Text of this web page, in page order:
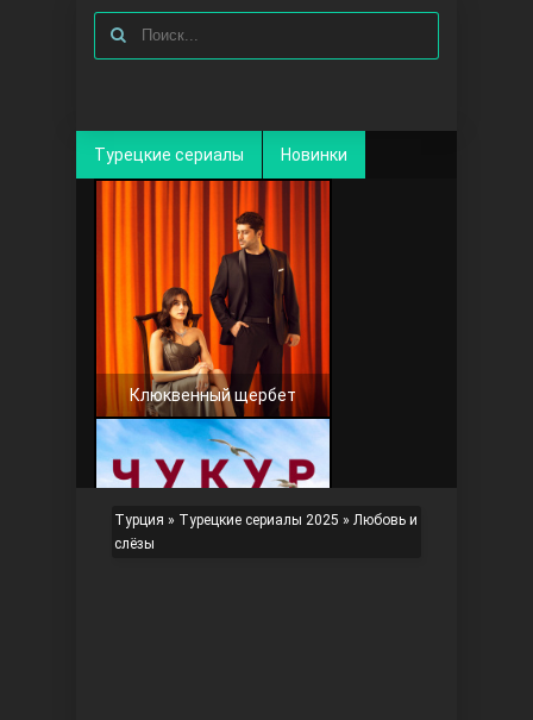
Турецкие сериалы Новинки
Клюквенный щербет
Турция » Турецкие сериалы 2025 » Любовь и
слёзы